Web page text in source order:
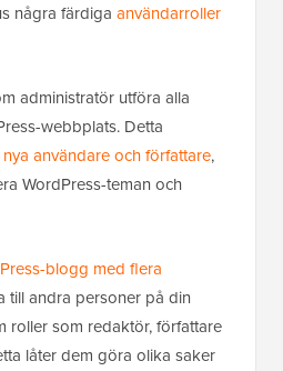
några färdiga användarroller
administratör utföra alla
webbplats. Detta
användare och författare,
WordPress-teman och
blogg med flera
till andra personer på din
roller som redaktör, författare
låter dem göra olika saker